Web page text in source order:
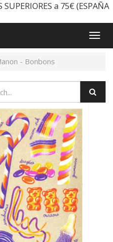
SUPERIORES a 75€ (ESPAÑA
- Bonbons